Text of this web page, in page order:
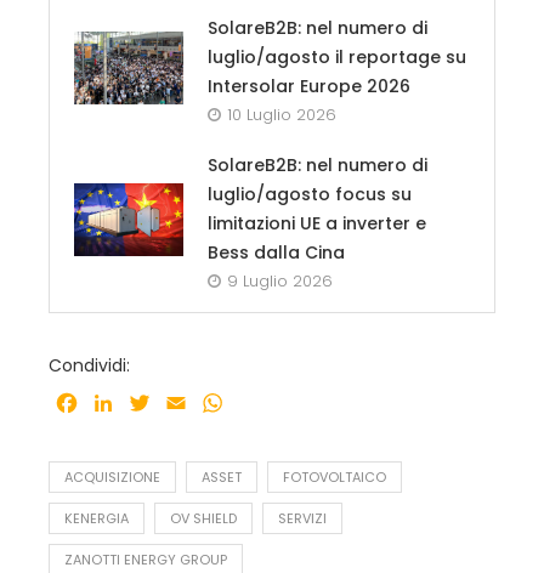
SolareB2B: nel numero di
luglio/agosto il reportage su
Intersolar Europe 2026
10 Luglio 2026
SolareB2B: nel numero di
luglio/agosto focus su
limitazioni UE a inverter e
Bess dalla Cina
9 Luglio 2026
Condividi:
Facebook
LinkedInTwitter
Email
ACQUISIZIONE ASSET FOTOVOLTAICO
KENERGIA OV SHIELD SERVIZI
ZANOTTI ENERGY GROUP